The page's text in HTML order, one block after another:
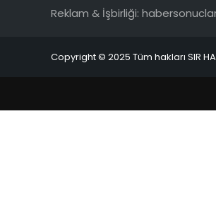
Reklam & İşbirliği:
Copyright © 2025 Tüm hakları SIR